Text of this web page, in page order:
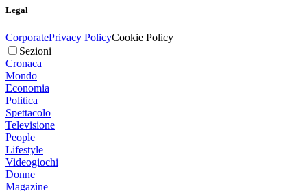
Legal
CorporatePrivacy PolicyCookie Policy
Sezioni
Cronaca
Mondo
Economia
Politica
Spettacolo
Televisione
People
Lifestyle
Videogiochi
Donne
Magazine